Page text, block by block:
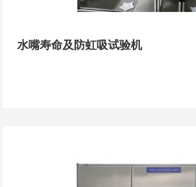
水嘴寿命及防虹吸试验机